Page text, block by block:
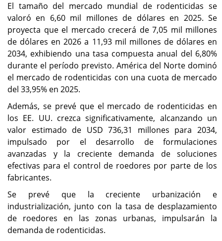
El tamaño del mercado mundial de rodenticidas se
valoró en 6,60 mil millones de dólares en 2025. Se
proyecta que el mercado crecerá de 7,05 mil millones
de dólares en 2026 a 11,93 mil millones de dólares en
2034, exhibiendo una tasa compuesta anual del 6,80%
durante el período previsto. América del Norte dominó
el mercado de rodenticidas con una cuota de mercado
del 33,95% en 2025.
Además, se prevé que el mercado de rodenticidas en
los EE. UU. crezca significativamente, alcanzando un
valor estimado de USD 736,31 millones para 2034,
impulsado por el desarrollo de formulaciones
avanzadas y la creciente demanda de soluciones
efectivas para el control de roedores por parte de los
fabricantes.
Se prevé que la creciente urbanización e
industrialización, junto con la tasa de desplazamiento
de roedores en las zonas urbanas, impulsarán la
demanda de rodenticidas.